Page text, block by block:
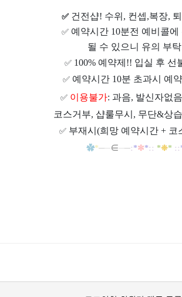
✅ 건전샵! 수위, 컨셉,복장,
✅ 예약시간 10분전 예비콜
될 수 있으니 유의 부
✅ 100% 예약제!! 입실 후 선
✅ 예약시간 10분 초과시 예
✅ 이용불가: 과음, 발신자없
코스거부, 샵룰무시, 무단&상
✅ 부재시(희망 예약시간 + 코
✿*──∈──: *✼* :: *❉* ::